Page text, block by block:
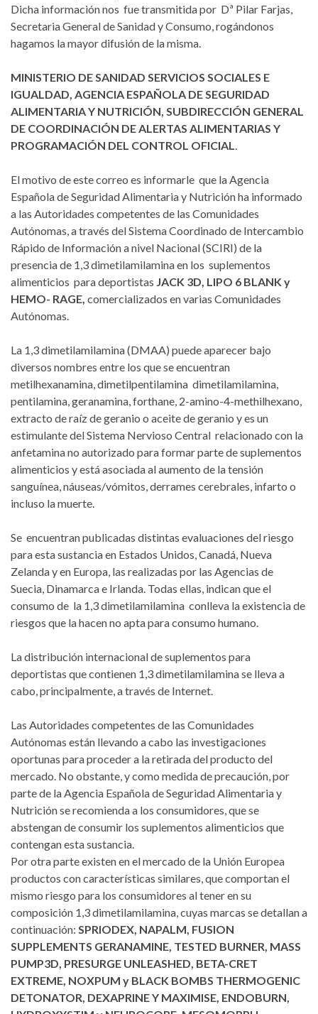
Dicha información nos fue transmitida por Dª Pilar Farjas,
Secretaria General de Sanidad y Consumo, rogándonos
hagamos la mayor difusión de la misma.
MINISTERIO DE SANIDAD SERVICIOS SOCIALES E
IGUALDAD, AGENCIA ESPAÑOLA DE SEGURIDAD
ALIMENTARIA Y NUTRICIÓN, SUBDIRECCIÓN GENERAL
DE COORDINACIÓN DE ALERTAS ALIMENTARIAS Y
PROGRAMACIÓN DEL CONTROL OFICIAL
El motivo de este correo es informarle que la Agencia
Española de Seguridad Alimentaria y Nutrición ha informado
a las Autoridades competentes de las Comunidades
Autónomas, a través del Sistema Coordinado de Intercambio
Rápido de Información a nivel Nacional (SCIRI) de la
presencia de 1,3 dimetilamilamina en los suplementos
alimenticios para deportistas JACK 3D, LIPO 6 BLANK y
HEMO- RAGE, comercializados en varias Comunidades
Autónomas.
La 1,3 dimetilamilamina (DMAA) puede aparecer bajo
diversos nombres entre los que se encuentran
metilhexanamina, dimetilpentilamina dimetilamilamina,
pentilamina, geranamina, forthane, 2-amino-4-methilhexano,
extracto de raíz de geranio o aceite de geranio y es un
estimulante del Sistema Nervioso Central relacionado con la
anfetamina no autorizado para formar parte de suplementos
alimenticios y está asociada al aumento de la tensión
sanguínea, náuseas/vómitos, derrames cerebrales, infarto o
incluso la muerte.
Se encuentran publicadas distintas evaluaciones del riesgo
para esta sustancia en Estados Unidos, Canadá, Nueva
Zelanda y en Europa, las realizadas por las Agencias de
Suecia, Dinamarca e Irlanda. Todas ellas, indican que el
consumo de la 1,3 dimetilamilamina conlleva la existencia de
riesgos que la hacen no apta para consumo humano.
La distribución internacional de suplementos para
deportistas que contienen 1,3 dimetilamilamina se lleva a
cabo, principalmente, a través de Internet.
Las Autoridades competentes de las Comunidades
Autónomas están llevando a cabo las investigaciones
oportunas para proceder a la retirada del producto del
mercado. No obstante, y como medida de precaución, por
parte de la Agencia Española de Seguridad Alimentaria y
Nutrición se recomienda a los consumidores, que se
abstengan de consumir los suplementos alimenticios que
contengan esta sustancia.
Por otra parte existen en el mercado de la Unión Europea
productos con características similares, que comportan el
mismo riesgo para los consumidores al tener en su
composición 1,3 dimetilamilamina, cuyas marcas se detallan a
continuación: SPRIODEX, NAPALM, FUSION
SUPPLEMENTS GERANAMINE, TESTED BURNER, MASS
PUMP3D, PRESURGE UNLEASHED, BETA-CRET
EXTREME, NOXPUM y BLACK BOMBS THERMOGENIC
DETONATOR, DEXAPRINE Y MAXIMISE, ENDOBURN,